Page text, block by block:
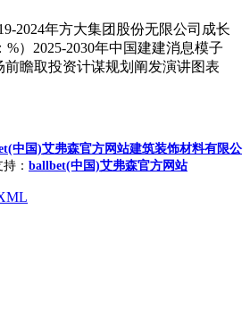
2024年方大集团股份无限公司成长
）2025-2030年中国建建消息模子
前瞻取投资计谋规划阐发演讲图表
中国)艾弗森官方网站建筑装饰材料有限公
： ballbet(中国)艾弗森官方网站